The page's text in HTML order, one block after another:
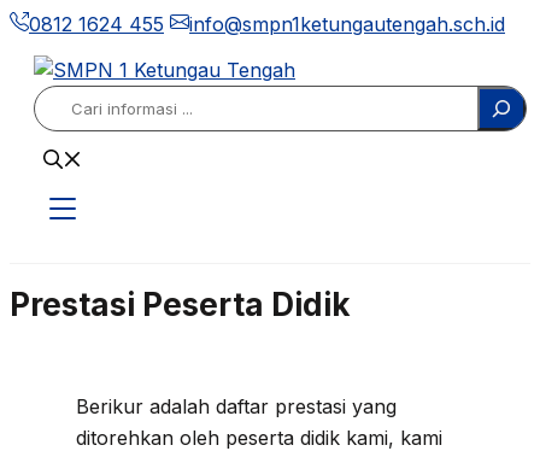
Langsung
0812 1624 455 info@smpn1ketungautengah.sch.id
Search
Prestasi Peserta Didik
Berikur adalah daftar prestasi yang
ditorehkan oleh peserta didik kami, kami